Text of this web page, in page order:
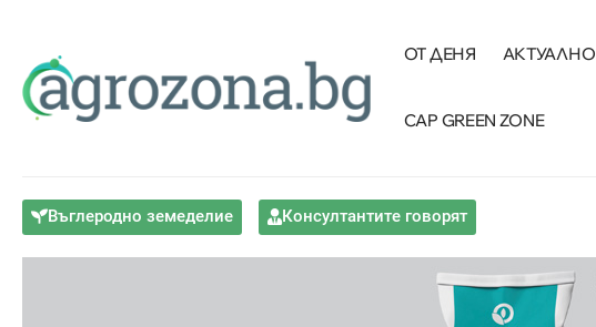
ОТ ДЕНЯ АКТУАЛНО
CAP GREEN ZONE
Въглеродно земеделие Консултантите говорят